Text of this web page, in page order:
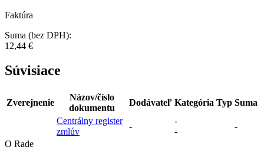
Faktúra
Suma (bez DPH):
12,44 €
Súvisiace
Zverejnenie
Názov/číslo
dokumentu
Dodávateľ Kategória Typ Suma
Centrálny register
zmlúv
-
-
-
-
O Rade